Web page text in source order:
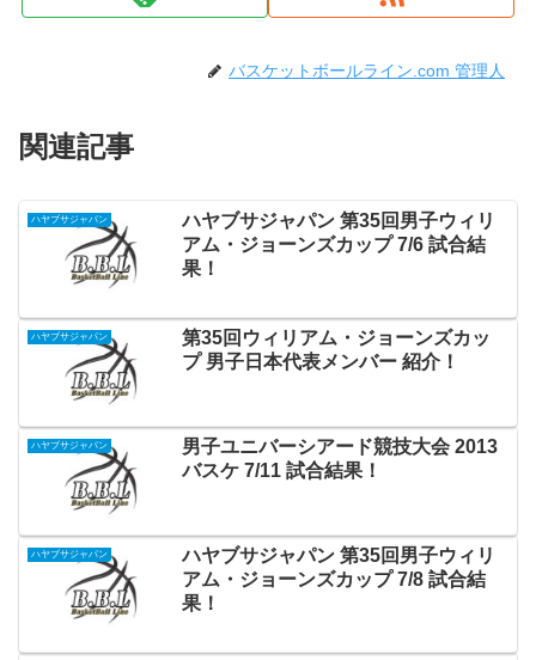
バスケットボールライン.com 管理人
関連記事
ハヤブサジャパン
ハヤブサジャパン 第35回男子ウィリ
アム・ジョーンズカップ 7/6 試合結
果！
ハヤブサジャパン
第35回ウィリアム・ジョーンズカッ
プ 男子日本代表メンバー 紹介！
ハヤブサジャパン
男子ユニバーシアード競技大会 2013
バスケ 7/11 試合結果！
ハヤブサジャパン
ハヤブサジャパン 第35回男子ウィリ
アム・ジョーンズカップ 7/8 試合結
果！